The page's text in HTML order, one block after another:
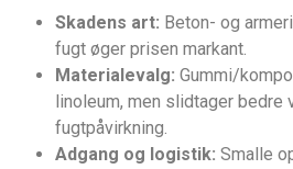
Skadens art: Beton- og
fugt øger prisen markant.
Materialevalg: Gummi/
linoleum, men slidtager bedre
fugtpåvirkning.
Adgang og logistik: Smalle